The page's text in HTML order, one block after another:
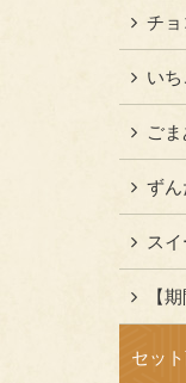
チョ
い
ご
ずん
ス
【
セッ